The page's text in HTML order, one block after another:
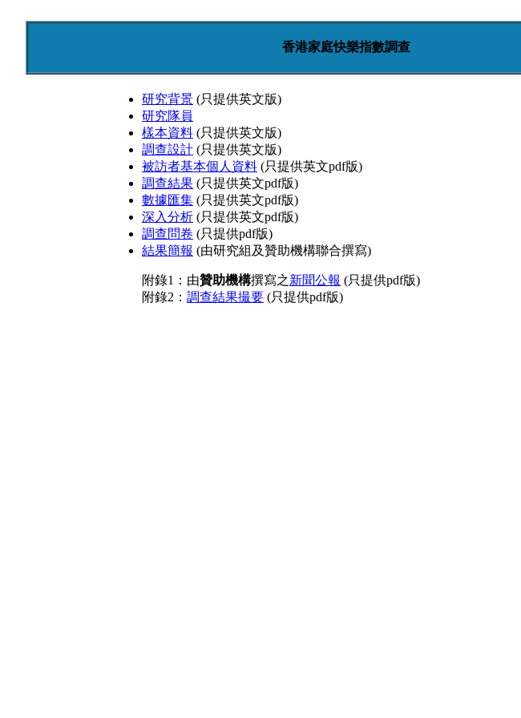
香港家庭快樂指數調查
研究背景 (只提供英文版)
研究隊員
樣本資料 (只提供英文版)
調查設計 (只提供英文版)
被訪者基本個人資料 (只提供英文pdf版)
調查結果 (只提供英文pdf版)
數據匯集 (只提供英文pdf版)
深入分析 (只提供英文pdf版)
調查問卷 (只提供pdf版)
結果簡報 (由研究組及贊助機構聯合撰寫)
附錄1：由贊助機構撰寫之新聞公報 (只提供pdf版)
附錄2： 調查結果撮要 (只提供pdf版)